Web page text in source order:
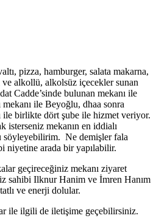
pizza, hamburger, salata makarna,
alkollü, alkolsüz içecekler sunan
Cadde’sinde bulunan mekanı ile
mekanı ile Beyoğlu, dhaa sonra
ile birlikte dört şube ile hizmet veriyor.
isterseniz mekanın en iddialı
Ne demişler fala
niyetine arada bir yapılabilir.
geçireceğiniz mekanı ziyaret
sahibi Ilknur Hanim ve İmren Hanım
ve enerji dolular.
ile ilgili de iletişime geçebilirsiniz.